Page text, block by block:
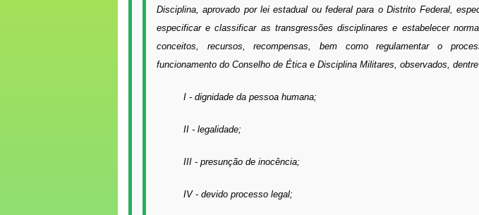
Disciplina, aprovado por lei estadual ou federal para o Distrito Federal,
especificar e classificar as transgressões disciplinares e estabelecer
conceitos, recursos, recompensas, bem como regulamentar o
funcionamento do Conselho de Ética e Disciplina Militares, observados,
I - dignidade da pessoa humana;
II - legalidade;
III - presunção de inocência;
IV - devido processo legal;